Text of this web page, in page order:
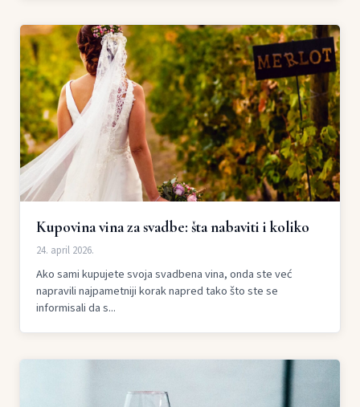
Kupovina vina za svadbe: šta nabaviti i koliko
24. april 2026.
Ako sami kupujete svoja svadbena vina, onda ste već
napravili najpametniji korak napred tako što ste se
informisali da s...